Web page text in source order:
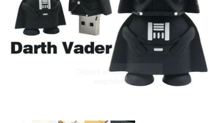
Doppelt antippen zum
vergrößern